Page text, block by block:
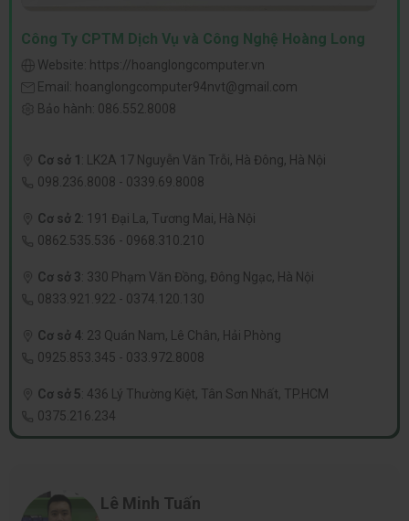
Công Ty CPTM Dịch Vụ và Công Nghệ Hoàng Long
Website: https://hoanglongcomputer.vn
Email: hoanglongcomputer94nvt@gmail.com
Bảo hành: 086.552.8008
Cơ sở 1 : LK2A 17 Nguyễn Văn Trỗi, Hà Đông, Hà Nội
098.236.8008 - 0339.69.8008
Cơ sở 2: 191 Đại La, Tương Mai, Hà Nội
0862.535.536 - 0968.310.210
Cơ sở 3: 330 Phạm Văn Đồng, Đông Ngạc, Hà Nội
0833.921.922 - 0374.120.130
Cơ sở 4: 23 Quán Nam, Lê Chân, Hải Phòng
0925.853.345 - 033.972.8008
Cơ sở 5: 436 Lý Thường Kiệt, Tân Sơn Nhất, TP.HCM
0375.216.234
Lê Minh Tuấn